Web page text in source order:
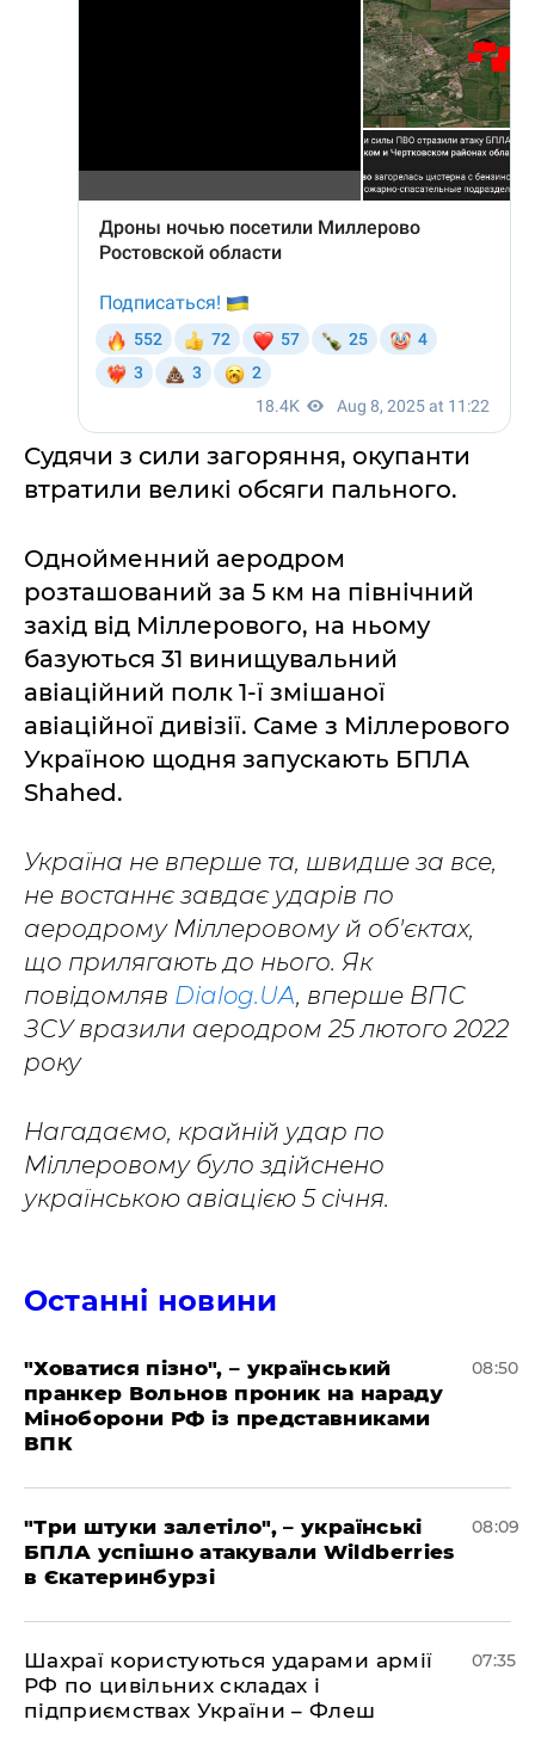
Судячи з сили загоряння, окупанти
втратили великі обсяги пального.
Однойменний аеродром
розташований за 5 км на північний
захід від Міллерового, на ньому
базуються 31 винищувальний
авіаційний полк 1-ї змішаної
авіаційної дивізії. Саме з Міллерового
Україною щодня запускають БПЛА
Shahed.
Україна не вперше та, швидше за все,
не востаннє завдає ударів по
аеродрому Міллеровому й об'єктах,
що прилягають до нього. Як
повідомляв Dialog.UA, вперше ВПС
ЗСУ вразили аеродром 25 лютого 2022
року
Нагадаємо, крайній удар по
Міллеровому було здійснено
українською авіацією 5 січня.
Останні новини
"Ховатися пізно", – український
пранкер Вольнов проник на нараду
Міноборони РФ із представниками
ВПК
08:50
"Три штуки залетіло", – українські
БПЛА успішно атакували Wildberries
в Єкатеринбурзі
08:09
Шахраї користуються ударами армії
РФ по цивільних складах і
підприємствах України – Флеш
07:35